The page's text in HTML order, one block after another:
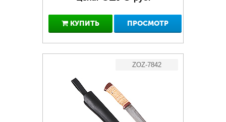
КУПИТЬ ПРОСМОТР
ZOZ-7842